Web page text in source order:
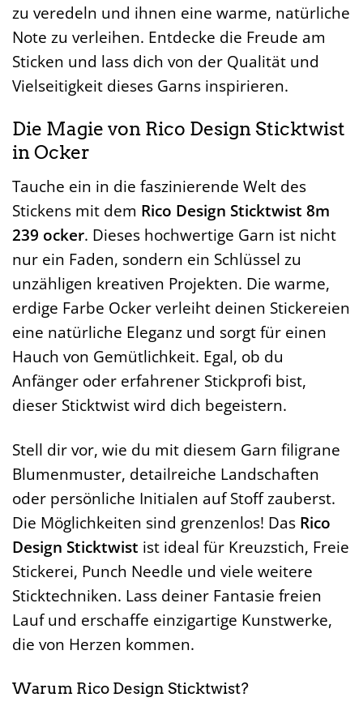
zu veredeln und ihnen eine warme, natürliche
Note zu verleihen. Entdecke die Freude am
Sticken und lass dich von der Qualität und
Vielseitigkeit dieses Garns inspirieren.
Die Magie von Rico Design Sticktwist
in Ocker
Tauche ein in die faszinierende Welt des
Stickens mit dem Rico Design Sticktwist 8m
239 ocker. Dieses hochwertige Garn ist nicht
nur ein Faden, sondern ein Schlüssel zu
unzähligen kreativen Projekten. Die warme,
erdige Farbe Ocker verleiht deinen Stickereien
eine natürliche Eleganz und sorgt für einen
Hauch von Gemütlichkeit. Egal, ob du
Anfänger oder erfahrener Stickprofi bist,
dieser Sticktwist wird dich begeistern.
Stell dir vor, wie du mit diesem Garn filigrane
Blumenmuster, detailreiche Landschaften
oder persönliche Initialen auf Stoff zauberst.
Die Möglichkeiten sind grenzenlos! Das Rico
Design Sticktwist ist ideal für Kreuzstich, Freie
Stickerei, Punch Needle und viele weitere
Sticktechniken. Lass deiner Fantasie freien
Lauf und erschaffe einzigartige Kunstwerke,
die von Herzen kommen.
Warum Rico Design Sticktwist?